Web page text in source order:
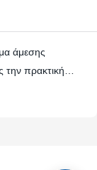
άμεσης
την πρακτική